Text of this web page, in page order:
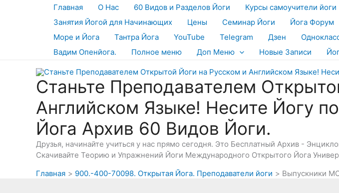
Главная О Нас 60 Видов и Разделов Йоги Курсы самоучители йоги
Занятия Йогой для Начинающих
Цены Семинар Йоги Йога Форум
Море и Йога
Тантра Йога YouTube Telegram Дзен
Вадим Опенйога.
Полное меню Доп Меню Новые Записи
Станьте Преподавателем
Английском Языке! Несите Йогу
Йога Архив 60 Видов Йоги.
Друзья, начинайте учиться у нас прямо сегодня. Это Бесплатный Архив -
Скачивайте Теорию и Упражнений Йоги Международного Открытого Йога
Главная
900.-400-70098. Открытая Йога. Преподаватели йоги Выпускники